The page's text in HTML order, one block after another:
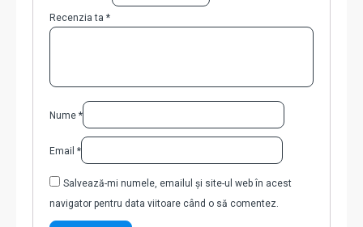
Recenzia ta *
Nume *
Email *
Salvează-mi numele, emailul și site-ul web în acest
navigator pentru data viitoare când o să comentez.